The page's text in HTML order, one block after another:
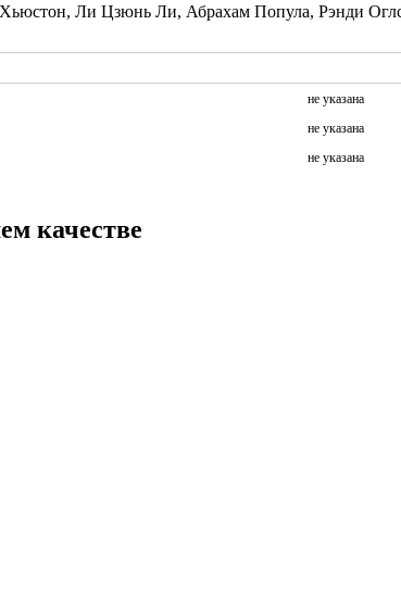
Ли Цзюнь Ли, Абрахам Попула, Рэнди
не указана
не указана
не указана
качестве